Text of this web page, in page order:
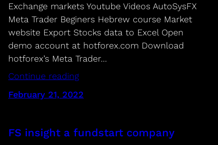
Exchange markets Youtube Videos AutoSysFX
Meta Trader Beginers Hebrew course Market
website Export Stocks data to Excel Open
demo account at hotforex.com Download
hotforex’s Meta Trader…
Continue reading
February 21, 2022
FS insight a fundstart company